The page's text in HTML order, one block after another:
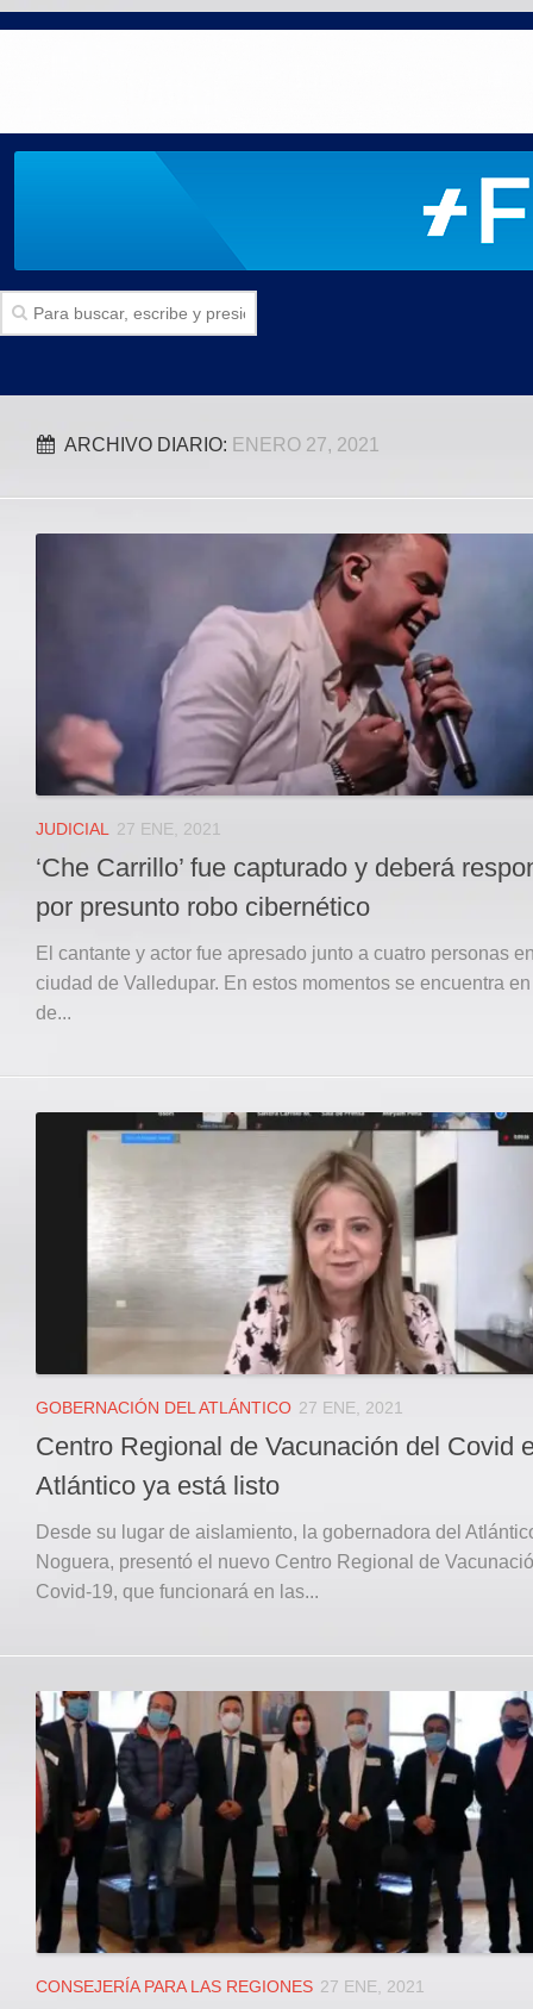
SECCIONES
Politica
Local
ÁREA METROPOLITANA
DEPARTAMENTAL
Internacional
Instagram
Registro ISSN: 2711-3299
ARCHIVO DIARIO: ENERO 27, 2021
JUDICIAL 27 ENE, 2021
‘Che Carrillo’ fue capturado y deberá
por presunto robo cibernético
El cantante y actor fue apresado junto a cuatro personas
ciudad de Valledupar. En estos momentos se encuentra
de...
GOBERNACIÓN DEL ATLÁNTICO 27 ENE, 2021
Centro Regional de Vacunación del Covid
Atlántico ya está listo
Desde su lugar de aislamiento, la gobernadora del
Noguera, presentó el nuevo Centro Regional de
Covid-19, que funcionará en las...
CONSEJERÍA PARA LAS REGIONES 27 ENE, 2021